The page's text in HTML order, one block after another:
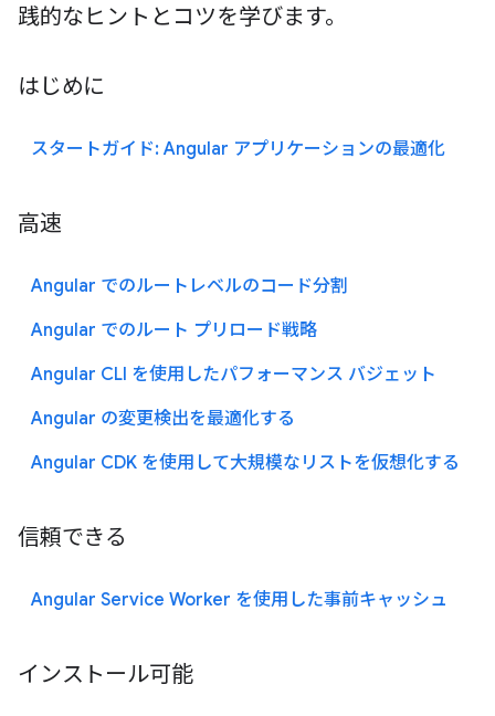
践的なヒントとコツを学びます。
はじめに
スタートガイド: Angular アプリケーションの最適化
高速
Angular でのルートレベルのコード分割
Angular でのルート プリロード戦略
Angular CLI を使用したパフォーマンス バジェット
Angular の変更検出を最適化する
Angular CDK を使用して大規模なリストを仮想化する
信頼できる
Angular Service Worker を使用した事前キャッシュ
インストール可能